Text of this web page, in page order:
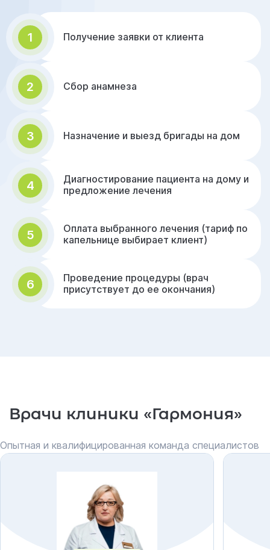
1 Получение заявки от клиента
2 Сбор анамнеза
3 Назначение и выезд бригады на дом
4
Диагностирование пациента на дому и
предложение лечения
5
Оплата выбранного лечения (тариф по
капельнице выбирает клиент)
6
Проведение процедуры (врач
присутствует до ее окончания)
Врачи клиники «Гармония»
Опытная и квалифицированная команда специалистов